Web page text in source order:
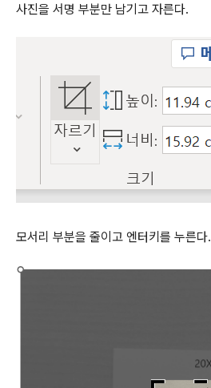
사진을 서명 부분만 남기고 자른다.
모서리 부분을 줄이고 엔터키를 누른다.